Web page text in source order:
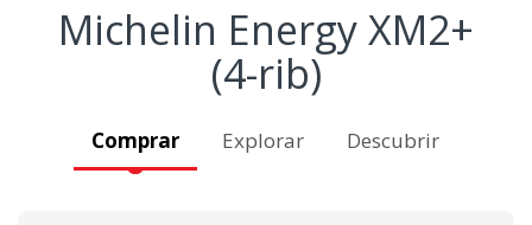
Michelin Energy XM2+
(4-rib)
Comprar Explorar Descubrir